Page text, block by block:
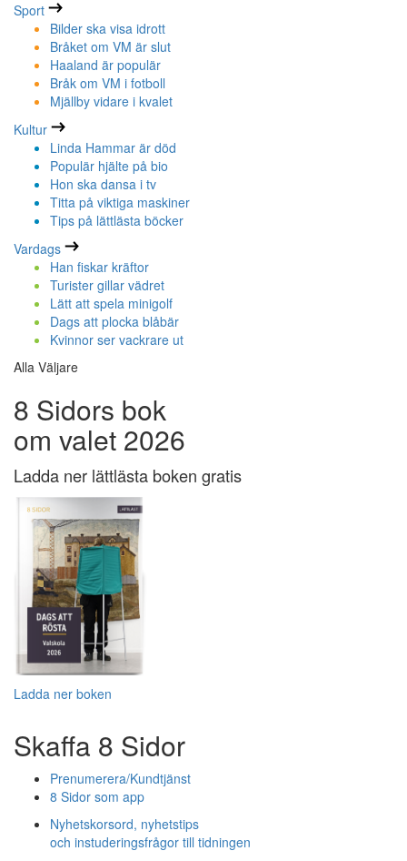
Sport
Bilder ska visa idrott
Bråket om VM är slut
Haaland är populär
Bråk om VM i fotboll
Mjällby vidare i kvalet
Kultur
Linda Hammar är död
Populär hjälte på bio
Hon ska dansa i tv
Titta på viktiga maskiner
Tips på lättlästa böcker
Vardags
Han fiskar kräftor
Turister gillar vädret
Lätt att spela minigolf
Dags att plocka blåbär
Kvinnor ser vackrare ut
Alla Väljare
8 Sidors bok
om valet 2026
Ladda ner lättlästa boken gratis
Ladda ner boken
Skaffa 8 Sidor
Prenumerera/Kundtjänst
8 Sidor som app
Nyhetskorsord, nyhetstips
och instuderingsfrågor till tidningen